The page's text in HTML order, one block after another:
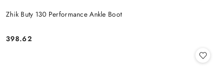
Zhik Buty 130 Performance Ankle Boot
Cena:
398.62